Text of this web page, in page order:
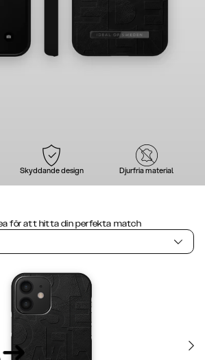
Skyddande design Djurfria material
för att hitta din perfekta match